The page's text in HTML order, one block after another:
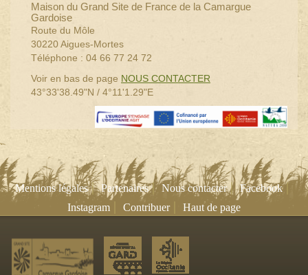
Maison du Grand Site de France de la Camargue
Gardoise
Route du Môle
30220 Aigues-Mortes
Téléphone : 04 66 77 24 72
Voir en bas de page NOUS CONTACTER
43°33'38.49"N / 4°11'1.29"E
Mentions légales|Partenaires|Nous contacter|Facebook|
Instagram Contribuer| Haut de page